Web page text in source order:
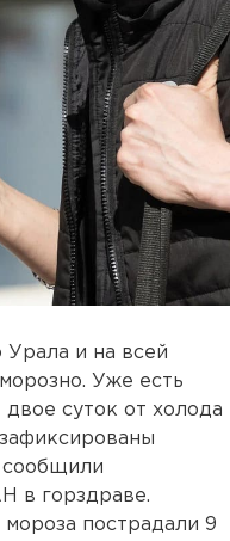
Урала и на всей
Уже есть
суток от холода
сообщили
в горздраве.
пострадали 9